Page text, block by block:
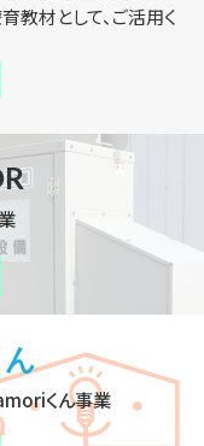
教材として、ご活用く
くん事業